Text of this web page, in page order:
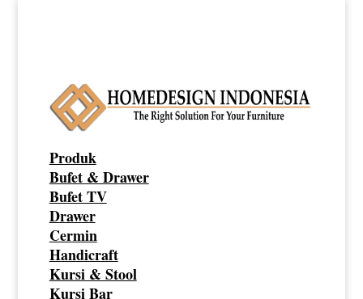
Produk
Bufet & Drawer
Bufet TV
Drawer
Cermin
Handicraft
Kursi & Stool
Kursi Bar